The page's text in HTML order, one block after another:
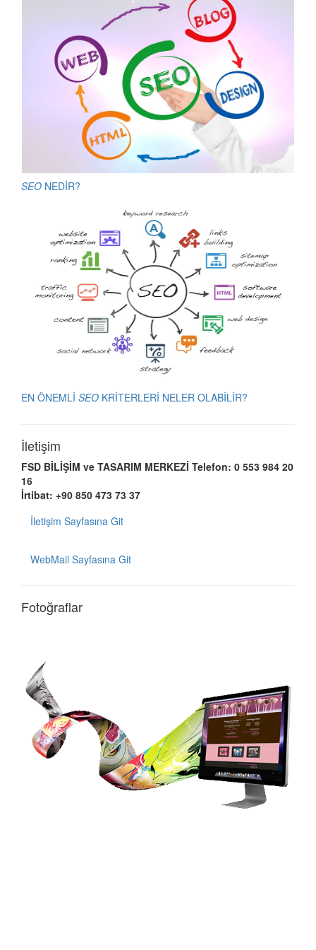
SEO NEDİR?
EN ÖNEMLİ SEO KRİTERLERİ NELER OLABİLİR?
İletişim
FSD BİLİŞİM ve TASARIM MERKEZİ Telefon: 0 553 984 20
16
İrtibat: +90 850 473 73 37
İletişim Sayfasına Git
WebMail Sayfasına Git
Fotoğraflar